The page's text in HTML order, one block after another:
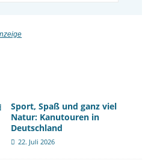
Sport, Spaß und ganz viel
Natur: Kanutouren in
Deutschland
22. Juli 2026